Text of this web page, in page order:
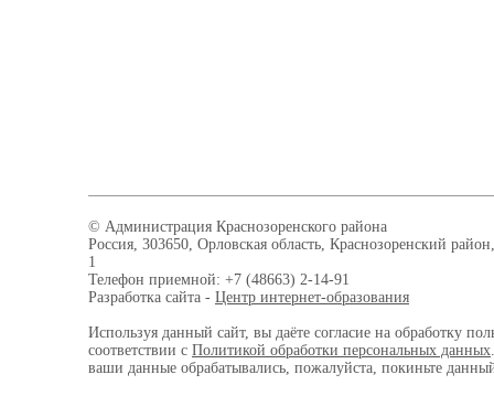
© Администрация Краснозоренского района
Россия, 303650, Орловская область, Краснозоренский
1
Телефон приемной: +7 (48663) 2-14-91
Разработка сайта - Центр интернет-образования
Используя данный сайт, вы даёте согласие на обработку
соответствии с Политикой обработки персональных данных
ваши данные обрабатывались, пожалуйста, покиньте